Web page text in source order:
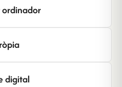
digital